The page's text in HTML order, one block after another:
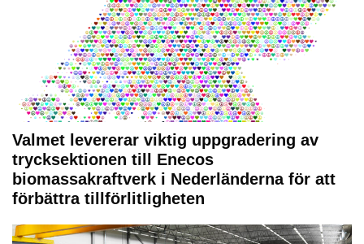
Valmet levererar viktig uppgradering av
trycksektionen till Enecos
biomassakraftverk i Nederländerna för att
förbättra tillförlitligheten